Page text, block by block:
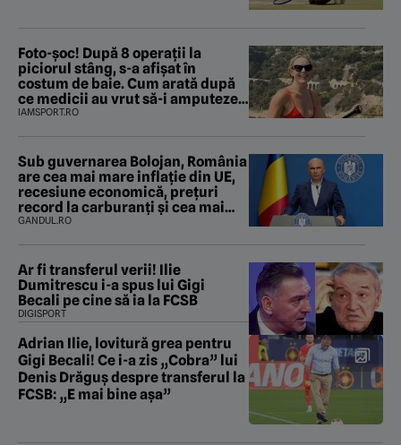
Foto-șoc! După 8 operații la
piciorul stâng, s-a afișat în
costum de baie. Cum arată după
ce medicii au vrut să-i amputeze
piciorul
IAMSPORT.RO
Sub guvernarea Bolojan, România
are cea mai mare inflație din UE,
recesiune economică, prețuri
record la carburanți și cea mai
gravă criză energetică de la
dacă își cere scuze
GANDUL.RO
Ar fi transferul verii! Ilie
Dumitrescu i-a spus lui Gigi
Becali pe cine să ia la FCSB
DIGISPORT
Adrian Ilie, lovitură grea pentru
Gigi Becali! Ce i-a zis „Cobra” lui
Denis Drăguș despre transferul la
FCSB: „E mai bine așa”